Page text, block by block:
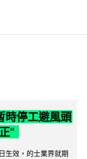
時停工避風頭
"
生效，的士業界就期